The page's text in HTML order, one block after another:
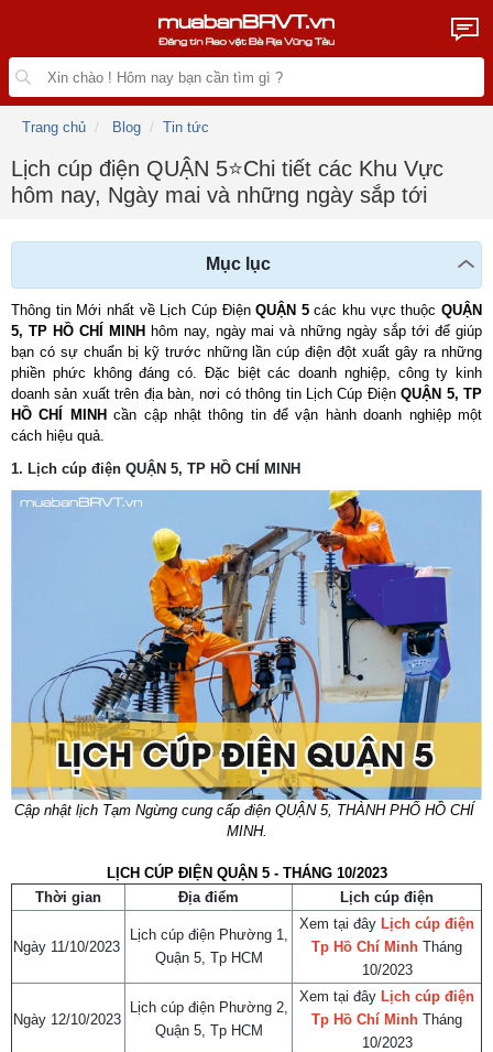
Trang chủ Blog Tin tức
Lịch cúp điện QUẬN 5⭐️Chi tiết các Khu Vực
hôm nay, Ngày mai và những ngày sắp tới
Mục lục
Thông tin Mới nhất về Lịch Cúp Điện QUẬN 5 các khu vực thuộc QUẬN
5, TP HỒ CHÍ MINH hôm nay, ngày mai và những ngày sắp tới để giúp
bạn có sự chuẩn bị kỹ trước những lần cúp điện đột xuất gây ra những
phiền phức không đáng có. Đặc biệt các doanh nghiệp, công ty kinh
doanh sản xuất trên địa bàn, nơi có thông tin Lịch Cúp Điện QUẬN 5, TP
HỒ CHÍ MINH cần cập nhật thông tin để vận hành doanh nghiệp một
cách hiệu quả.
1. Lịch cúp điện QUẬN 5, TP HỒ CHÍ MINH
Cập nhật lịch Tạm Ngừng cung cấp điện QUẬN 5, THÀNH PHỐ HỒ CHÍ
MINH.
LỊCH CÚP ĐIỆN QUẬN 5 - THÁNG 10/2023
Thời gian
Địa điểm Lịch cúp điện
Ngày 11/10/2023
Lịch cúp điện Phường 1,
Quận 5, Tp HCM
Xem tại đây Lịch cúp điện
Tp Hồ Chí Minh Tháng
10/2023
Ngày 12/10/2023
Lịch cúp điện Phường 2,
Quận 5, Tp HCM
Xem tại đây Lịch cúp điện
Tp Hồ Chí Minh Tháng
10/2023